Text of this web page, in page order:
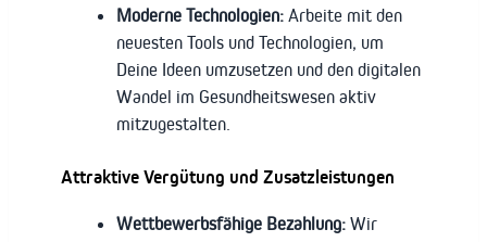
Moderne Technologien: Arbeite mit den
neuesten Tools und Technologien, um
Deine Ideen umzusetzen und den digitalen
Wandel im Gesundheitswesen aktiv
mitzugestalten.
Attraktive Vergütung und Zusatzleistungen
Wettbewerbsfähige Bezahlung: Wir